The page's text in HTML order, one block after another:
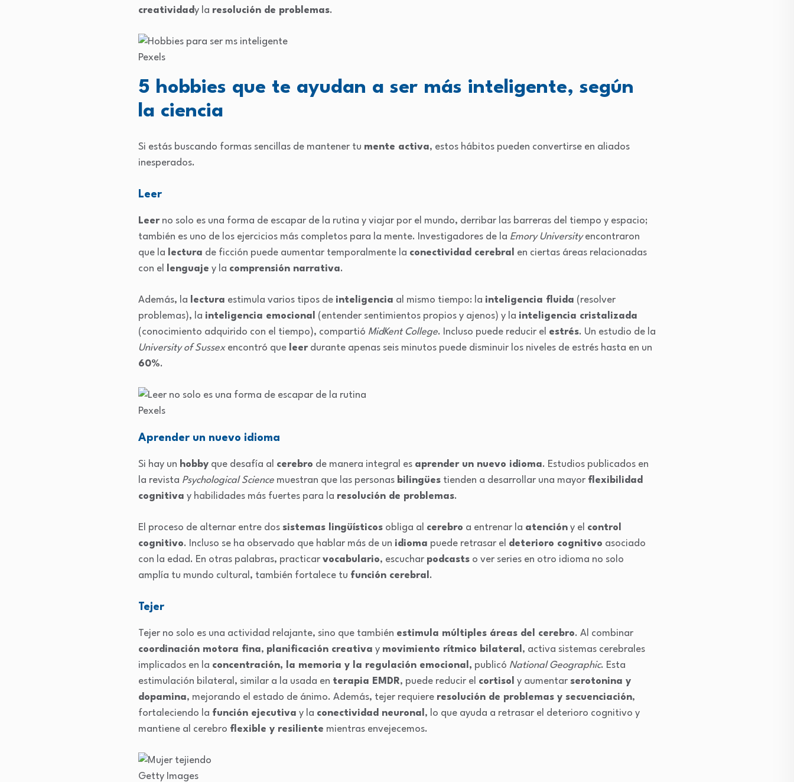
creatividady la resolución de problemas.
Pexels
5 hobbies que te ayudan a ser más inteligente, según
la ciencia
Si estás buscando formas sencillas de mantener tu mente activa, estos hábitos pueden convertirse en aliados
inesperados.
Leer
Leerno solo es una forma de escapar de la rutina y viajar por el mundo, derribar las barreras del tiempo y espacio;
también es uno de los ejercicios más completos para la mente. Investigadores de la Emory Universityencontraron
que la
lectura de ficción puede aumentar temporalmente la conectividad cerebral
en ciertas áreas relacionadas
con el
lenguaje y la comprensión narrativa.
Además, la lectura estimula varios tipos de inteligencia al mismo tiempo: la inteligencia fluida (resolver
problemas), la inteligencia emocional (entender sentimientos propios y ajenos) y la inteligencia cristalizada
(conocimiento adquirido con el tiempo), compartió MidKent College. Incluso puede reducir el estrés. Un estudio de la
University of Sussexencontró que leerdurante apenas seis minutos puede disminuir los niveles de estrés hasta en un
60%.
Pexels
Aprender un nuevo idioma
Si hay un hobby que desafía al cerebro de manera integral es aprender un nuevo idioma. Estudios publicados en
la revista Psychological Science muestran que las personas bilingües tienden a desarrollar una mayor flexibilidad
cognitiva y habilidades más fuertes para la resolución de problemas.
El proceso de alternar entre dos sistemas lingüísticos obliga al cerebro a entrenar la atención y el control
cognitivo. Incluso se ha observado que hablar más de un idioma puede retrasar el deterioro cognitivo asociado
con la edad. En otras palabras, practicar vocabulario, escuchar podcasts o ver series en otro idioma no solo
amplía tu mundo cultural, también fortalece tu función cerebral .
Tejer
Tejer no solo es una actividad relajante, sino que también estimula múltiples áreas del cerebro. Al combinar
coordinación motora fina, planificación creativa y movimiento rítmico bilateral , activa sistemas cerebrales
implicados en la concentración, la memoria y la regulación emocional, publicó National Geographic. Esta
estimulación bilateral, similar a la usada en terapia EMDR, puede reducir el cortisol y aumentar serotonina y
dopamina, mejorando el estado de ánimo. Además, tejer requiere resolución de problemas y secuenciación,
fortaleciendo la función ejecutiva y la conectividad neuronal , lo que ayuda a retrasar el deterioro cognitivo y
mantiene al cerebro flexible y resiliente mientras envejecemos.
Getty Images